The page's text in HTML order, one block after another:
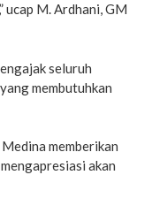
ucap M. Ardhani, GM
seluruh
membutuhkan
memberikan
akan